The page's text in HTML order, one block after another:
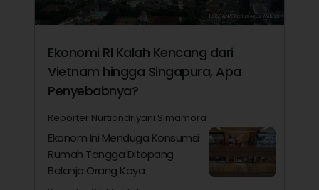
Ekonomi RI Kalah Kencang dari
Vietnam hingga Singapura, Apa
Penyebabnya?
Reporter Nurtiandriyani Simamora
Ekonom Ini Menduga Konsumsi
Rumah Tangga Ditopang
Belanja Orang Kaya